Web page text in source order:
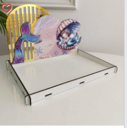
favorite_border